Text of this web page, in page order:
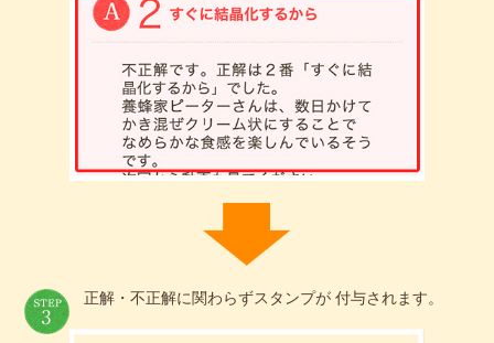
正解・不正解に関わらずスタンプが 付与されます。